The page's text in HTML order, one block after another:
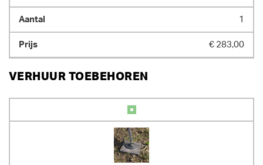
1
€ 283,00
VERHUUR TOEBEHOREN